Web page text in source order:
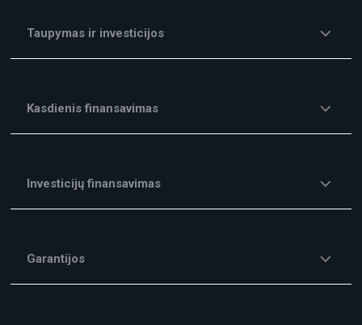
Taupymas ir investicijos
Kasdienis finansavimas
Investicijų finansavimas
Garantijos